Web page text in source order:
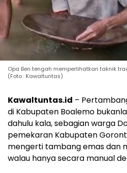
Opa Ben tengah memperlihatkan taknik
(Foto : Kawaltuntas)
Kawaltuntas.id –
di Kabupaten Boalemo
dahulu kala, sebagian warga
pemekaran Kabupaten
mengerti tambang emas dan
walau hanya secara manual